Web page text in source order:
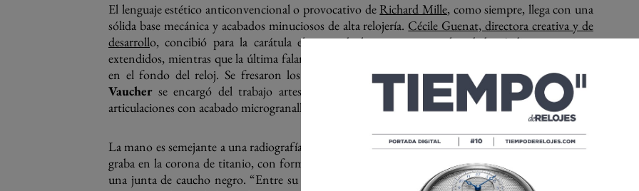
El lenguaje estético anticonvencional o provocativo de Richard Mille, como siempre, llega con una
sólida base mecánica y acabados minuciosos de alta relojería. Cécile Guenat, directora creativa y de
desarrollo, concibió para la carátula el gesto de los cuernos con los dedos índice y meñique
extendidos, mientras que la última falange del pulgar sujeta los dedos corazón y anular son visibles
en el fondo del reloj. Se fresaron los cinco dedos y elmaestro grabador ginebrino Olivier
Vaucherse encargó del trabajo artesanal. Un meticuloso pulido que resalta los huesos y las
articulaciones con acabado microgranallado.
La mano es semejante a una radiografía y recuerda al RM 052 Tourbillon Skull.En esta ocasión, se
graba en la corona de titanio, con forma de araña, cuyos segmentos abrazan un rubí y cuenta con
una junta de caucho negro. “Entre su desarrollo y su finalización, dedicamos más de 200 horas a